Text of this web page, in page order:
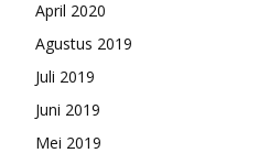
April 2020
Agustus 2019
Juli 2019
Juni 2019
Mei 2019